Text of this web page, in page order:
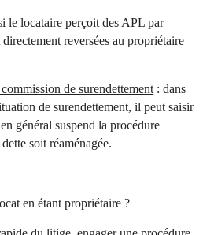
le locataire perçoit des APL par
reversées au propriétaire
de surendettement : dans
de surendettement, il peut saisir
général suspend la procédure
soit réaménagée.
en étant propriétaire ?